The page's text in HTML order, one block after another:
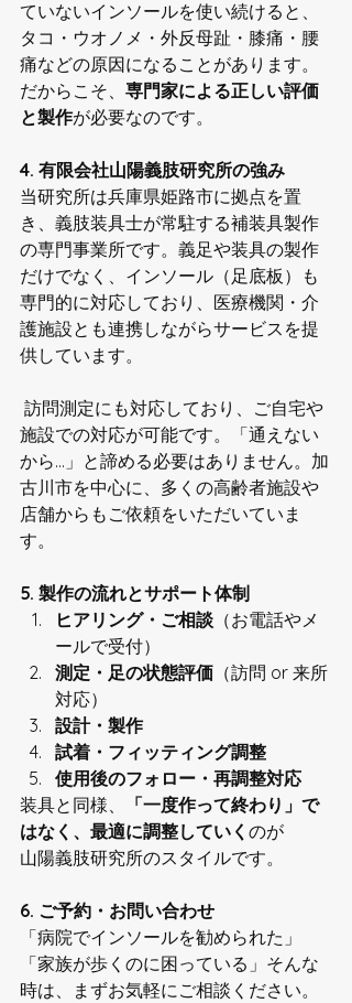
ていないインソールを使い続けると、
タコ・ウオノメ・外反母趾・膝痛・腰
痛などの原因になることがあります。
だからこそ、 専門家による正しい評価
と製作が必要なのです。
4. 有限会社山陽義肢研究所の強み
当研究所は兵庫県姫路市に拠点を置
き、義肢装具士が常駐する補装具製作
の専門事業所です。義足や装具の製作
だけでなく、インソール（足底板）も
専門的に対応しており、医療機関・介
護施設とも連携しながらサービスを提
供しています。
訪問測定にも対応しており、ご自宅や
施設での対応が可能です。「通えない
から…」と諦める必要はありません。加
古川市を中心に、多くの高齢者施設や
店舗からもご依頼をいただいていま
す。
5. 製作の流れとサポート体制
ヒアリング・ご相談 （お電話やメ
ールで受付）
測定・足の状態評価 （訪問 or 来所
対応）
設計・製作
試着・フィッティング調整
使用後のフォロー・再調整対応
装具と同様、
「一度作って終わり」で
はなく、最適に調整していく のが
山陽義肢研究所のスタイルです。
6. ご予約・お問い合わせ
「病院でインソールを勧められた」
「家族が歩くのに困っている」そんな
時は、まずお気軽にご相談ください。